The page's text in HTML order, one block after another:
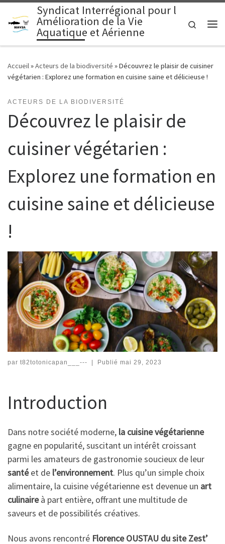
Passer au contenu
Syndicat Interrégional pour l
Amélioration de la Vie
Aquatique et Aérienne
Search
Accueil»Acteurs de la biodiversité »Découvrez le plaisir de cuisiner
végétarien : Explorez une formation en cuisine saine et délicieuse !
ACTEURS DE LA BIODIVERSITÉ
Découvrez le plaisir de
cuisiner végétarien :
Explorez une formation en
cuisine saine et délicieuse
!
par t82totonicapan___--- Publié mai 29, 2023
Introduction
Dans notre société moderne, la cuisine végétarienne
gagne en popularité, suscitant un intérêt croissant
parmi les amateurs de gastronomie soucieux de leur
santéet de l’environnement. Plus qu’un simple choix
alimentaire, la cuisine végétarienne est devenue un art
culinaireà part entière, offrant une multitude de
saveurs et de possibilités créatives.
Nous avons rencontré Florence OUSTAU du site Zest’